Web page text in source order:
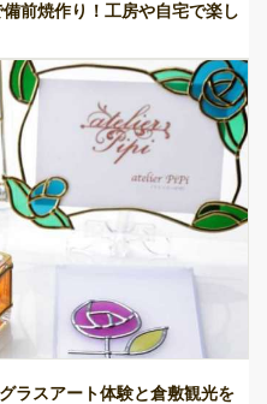
前焼作り！工房や自宅で楽し
ラスアート体験と倉敷観光を